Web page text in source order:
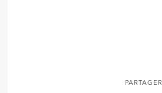
PARTAGER